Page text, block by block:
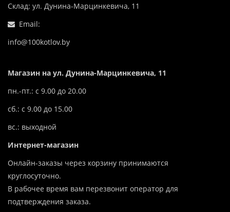
Склад: ул. Дунина-Марцинкевича, 11
Email:
info@100kotlov.by
Магазин на ул. Дунина-Марцинкевича, 11
пн.-пт.: с 9.00 до 20.00
сб.: с 9.00 до 15.00
вс.: выходной
Интернет-магазин
Онлайн-заказы через корзину принимаются
круглосуточно.
В рабочее время вам перезвонит оператор для
подтверждения заказа.